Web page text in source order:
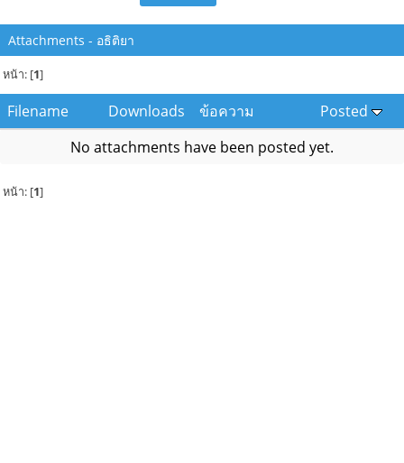
Attachments - อธิติยา
หน้า: [1]
Filename Downloads ข้อความ
Posted
No attachments have been posted yet.
หน้า: [1]